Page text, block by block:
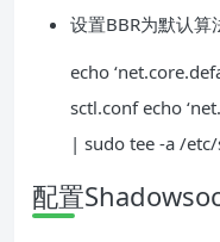
设置BBR为默认算
echo
sctl.conf echo
| sudo tee -a /
配置